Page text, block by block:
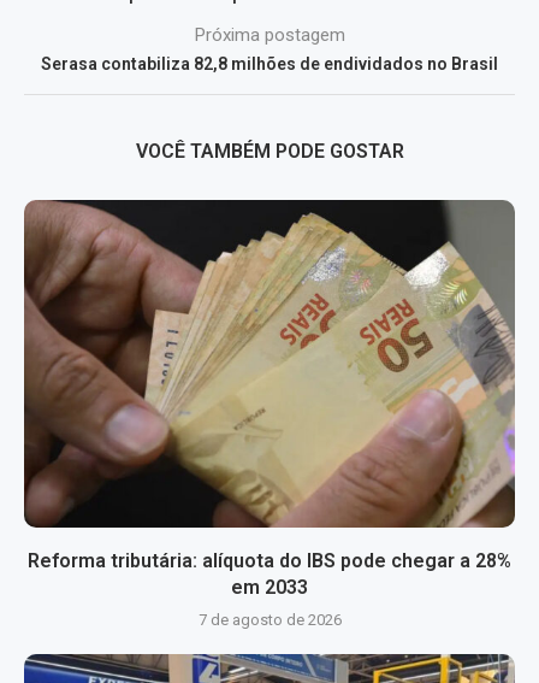
Próxima postagem
Serasa contabiliza 82,8 milhões de endividados no Brasil
VOCÊ TAMBÉM PODE GOSTAR
Reforma tributária: alíquota do IBS pode chegar a 28%
em 2033
7 de agosto de 2026